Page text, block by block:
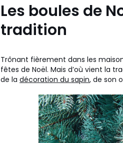
Les boules de
tradition
Trônant fièrement dans les
fêtes de Noël. Mais d’où vient la
de la décoration du sapin, de son